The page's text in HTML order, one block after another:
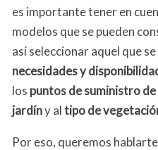
es importante tener en
modelos que se pueden
así seleccionar aquel que se
necesidades y
los puntos de suministro
jardíny altipo de
Por eso, queremos